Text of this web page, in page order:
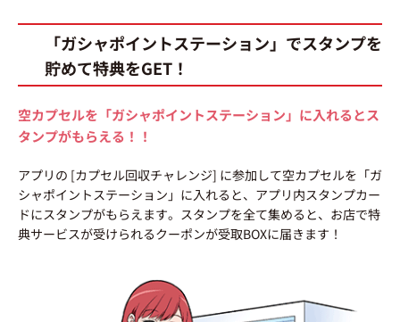
「ガシャポイントステーション」でスタンプを
貯めて特典をGET！
空カプセルを「ガシャポイントステーション」に入れるとス
タンプがもらえる！！
アプリの [カプセル回収チャレンジ] に参加して空カプセルを「ガ
シャポイントステーション」に入れると、アプリ内スタンプカー
ドにスタンプがもらえます。スタンプを全て集めると、お店で特
典サービスが受けられるクーポンが受取BOXに届きます！